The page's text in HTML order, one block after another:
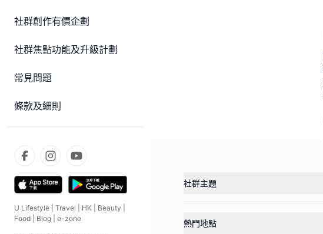
社群創作有價企劃
社群焦點功能及升級計劃
常見問題
條款及細則
U Lifestyle Travel HK Beauty
Food
Blog e-zone
社群主題
熱門地點